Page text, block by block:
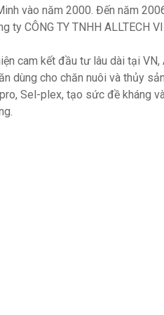
vào năm 2000. Đến năm
ty CÔNG TY TNHH ALLTECH
cam kết đầu tư lâu dài tại
dùng cho chăn nuôi và thủy
Sel-plex, tạo sức đề kháng